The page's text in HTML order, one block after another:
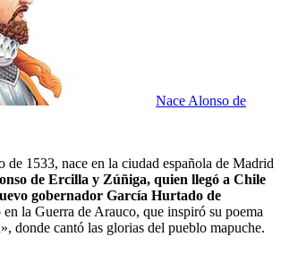
Nace Alonso de
de 1533, nace en la ciudad española de Madrid
de Ercilla y Zúñiga, quien llegó a Chile
gobernador García Hurtado de
la Guerra de Arauco, que inspiró su poema
donde cantó las glorias del pueblo mapuche.